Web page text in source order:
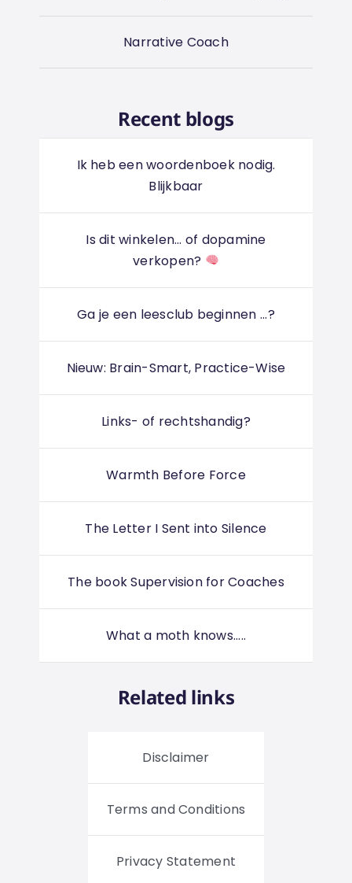
Narrative Coach
Recent blogs
Ik heb een woordenboek nodig.
Blijkbaar
Is dit winkelen... of dopamine
verkopen?
Ga je een leesclub beginnen ...?
Nieuw: Brain-Smart, Practice-Wise
Links- of rechtshandig?
Warmth Before Force
The Letter I Sent into Silence
The book Supervision for Coaches
What a moth knows.....
Related links
Disclaimer
Terms and Conditions
Privacy Statement